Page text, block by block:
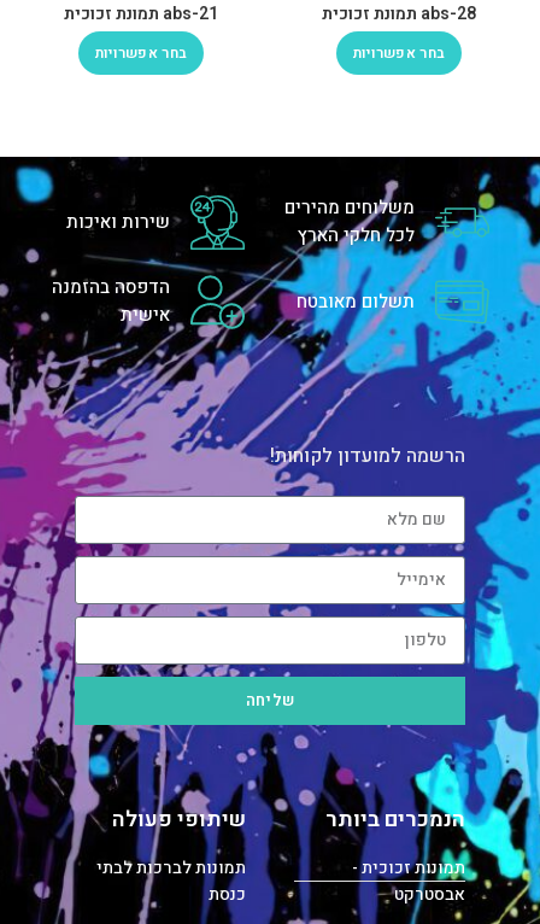
abs-28 תמונת זכוכית
בחר אפשרויות
abs-21 תמונת זכוכית
בחר אפשרויות
משלוחים מהירים
לכל חלקי הארץ
שירות ואיכות
תשלום מאובטח
הדפסה בהזמנה
אישית
הרשמה למועדון לקוחות!
שליחה
הנמכרים ביותר
תמונות זכוכית -
אבסטרקט
שיתופי פעולה
תמונות לברכות לבתי
כנסת